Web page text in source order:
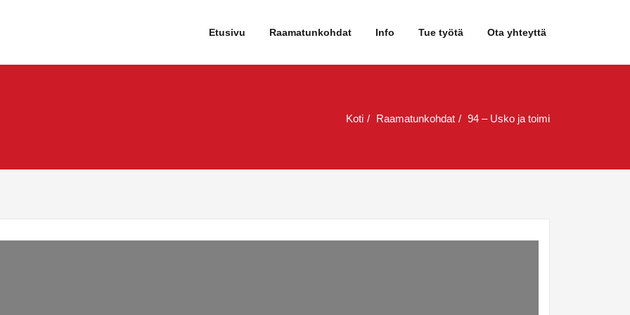
Etusivu Raamatunkohdat Info Tue työtä Ota yhteyttä
Koti Raamatunkohdat 94 – Usko ja toimi